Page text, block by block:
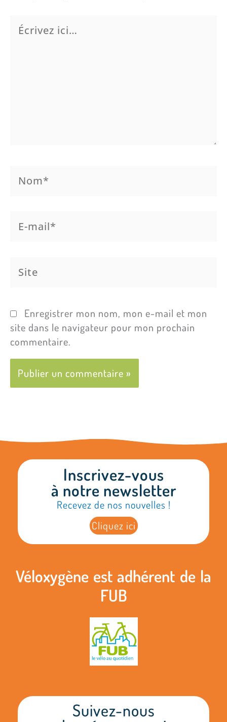
Écrivez
ici…
mail*
Enregistrer mon nom, mon e-mail et mon
site dans le navigateur pour mon prochain
commentaire.
Inscrivez-vous
à notre newsletter
Recevez de nos nouvelles !
Cliquez ici
Véloxygène est adhérent de la
FUB
Suivez-nous